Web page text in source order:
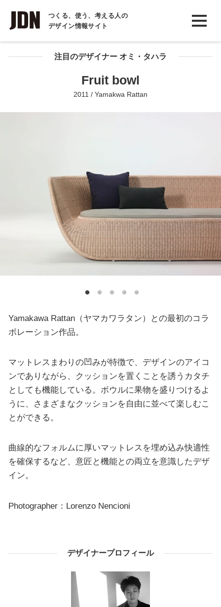
つくる、使う、考える人の
デザイン情報サイト
INTERVIEW
インタビュー
REPORT
COLUMN
注目のデザイナー オミ・タハラ
Fruit bowl
2011 / Yamakwa Rattan
Yamakawa Rattan（ヤマカワラタン）との最初のコラ
ボレーション作品。
マットレスまわりの凹みが特徴で、デザインのアイコ
ンでありながら、クッションを置くことを誘うカタチ
としても機能している。ボウルに果物を盛りつけるよ
うに、さまざまなクッションを自由に並べて楽しむこ
とができる。
曲線的なフォルムに厚いマットレスを埋め込み快適性
を確保するなど、意匠と機能との両立を意識したデザ
イン。
Photographer：Lorenzo Nencioni
デザイナープロフィール